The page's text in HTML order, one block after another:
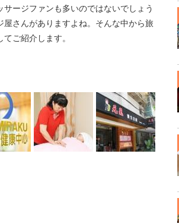
ージファンも多いのではないでしょう
さんがありますよね。そんな中から旅
ご紹介します。